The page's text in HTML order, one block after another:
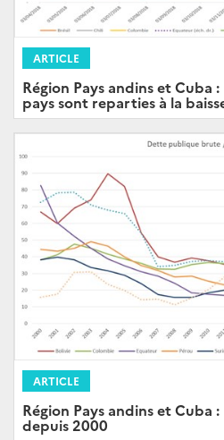
ARTICLE
Région Pays andins et Cuba
pays sont reparties à la
ARTICLE
Région Pays andins et
depuis 2000